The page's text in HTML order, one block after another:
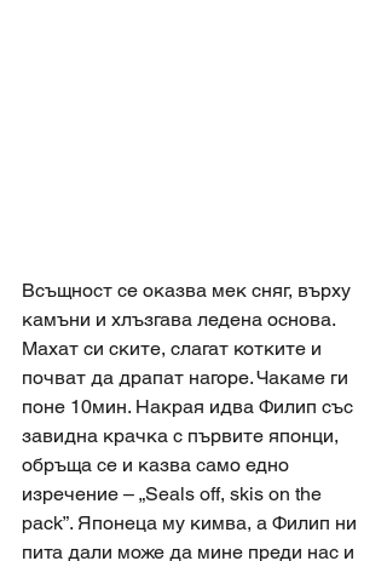
Всъщност се оказва мек сняг, върху
камъни и хлъзгава ледена основа.
Махат си ските, слагат котките и
почват да драпат нагоре. Чакаме ги
поне 10мин. Накрая идва Филип със
завидна крачка с първите японци,
обръща се и казва само едно
изречение – „Seals off, skis on the
pack”. Японеца му кимва, а Филип ни
пита дали може да мине преди нас и